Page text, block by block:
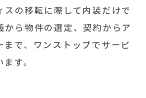
スの移転に際して内装だけで
から物件の選定、契約からア
まで、ワンストップでサービ
す。